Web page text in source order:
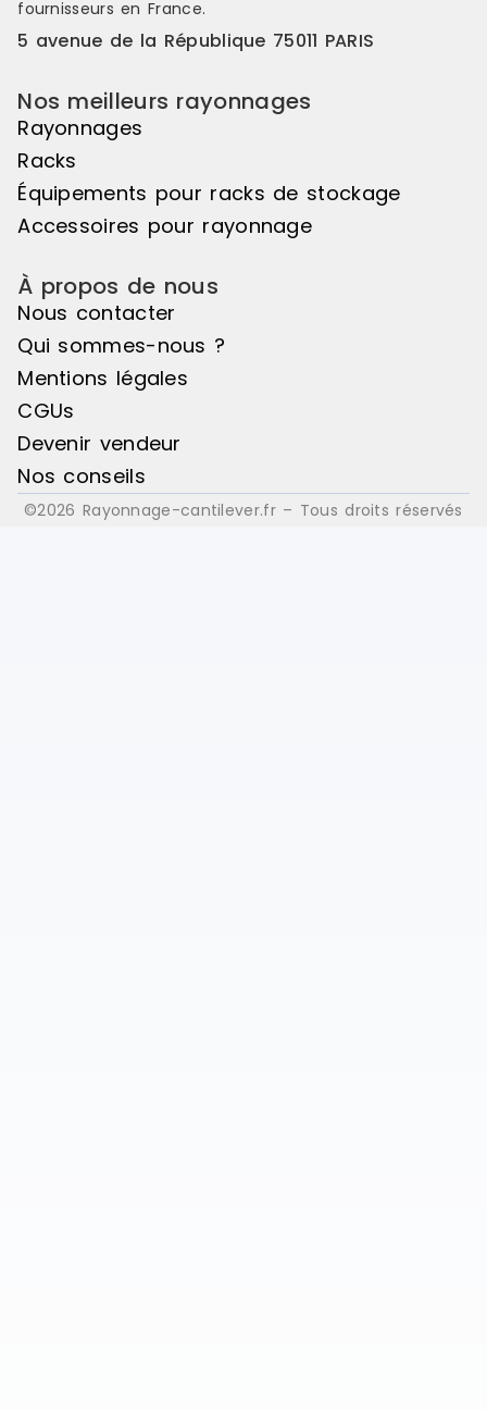
fournisseurs en France.
5 avenue de la République 75011 PARIS
Nos meilleurs rayonnages
Rayonnages
Racks
Équipements pour racks de stockage
Accessoires pour rayonnage
À propos de nous
Nous contacter
Qui sommes-nous ?
Mentions légales
CGUs
Devenir vendeur
Nos conseils
©2026 Rayonnage-cantilever.fr – Tous droits réservés